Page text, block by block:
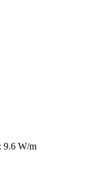
9.6 W/m